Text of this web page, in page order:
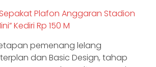
Sepakat Plafon Anggaran Stadion
Kediri Rp 150 M
pemenang lelang
dan Basic Design, tahap